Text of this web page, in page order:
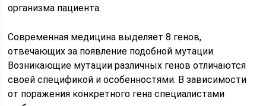
организма пациента.
Современная медицина выделяет 8 генов,
отвечающих за появление подобной мутации.
Возникающие мутации различных генов отличаются
своей спецификой и особенностями. В зависимости
от поражения конкретного гена специалистами